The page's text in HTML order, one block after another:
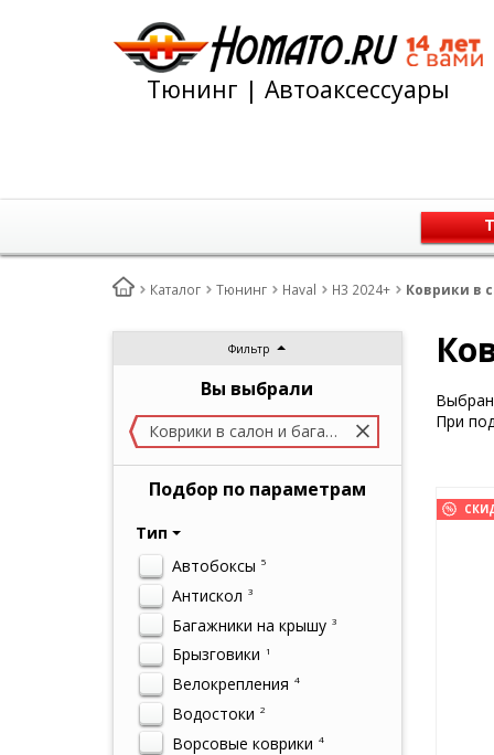
Тюнинг | Автоаксессуары
Каталог Тюнинг Haval H3 2024+ Коврики в
Фильтр
Вы выбрали
Коврики в салон и багажник
Подбор по параметрам
Тип
Автобоксы 5
Антискол 3
Багажники на крышу 3
Брызговики 1
Велокрепления 4
Водостоки 2
Ворсовые коврики 4
Выбран
При